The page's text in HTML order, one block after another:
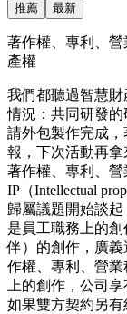
推薦 最新
著作權、專利、
產權
我們都聽過智慧
情況：共同研發的
請外包製作完成
報，下次活動再
著作權、專利、
IP（Intellectual
歸屬議題開始談
是員工職務上的
伴）的創作，廣
作權、專利、營
上的創作，公司
如果雙方契約另有